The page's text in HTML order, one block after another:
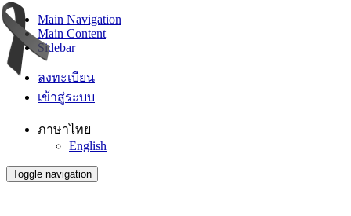
Main Navigation
Main Content
Sidebar
ลงทะเบียน
เข้าสู่ระบบ
ภาษาไทย
English
Toggle navigation